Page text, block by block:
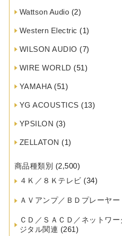
Wattson Audio (2)
Western Electric (1)
WILSON AUDIO (7)
WIRE WORLD (51)
YAMAHA(51)
YG ACOUSTICS (13)
YPSILON (3)
ZELLATON (1)
商品種類別 (2,500)
４Ｋ／８Ｋテレビ (34)
ＡＶアンプ／ＢＤプレーヤ
ＣＤ／ＳＡＣＤ／ネットワ
ジタル関連 (261)